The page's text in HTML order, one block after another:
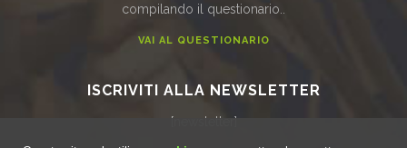
compilando il questionario..
VAI AL QUESTIONARIO
ISCRIVITI ALLA NEWSLETTER
[newsletter]